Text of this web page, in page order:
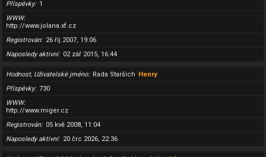
Příspěvky
1
WWW
http://www.jolana.xf.cz
Registrován
26 říj 2007, 19:06
Naposledy aktivní
02 zář 2015, 16:44
Hodnost, Uživatelské jméno Rada Starších Henry
Příspěvky
730
WWW
http://www.miger.cz
Registrován
05 kvě 2008, 11:04
Naposledy aktivní
20 črc 2026, 22:36